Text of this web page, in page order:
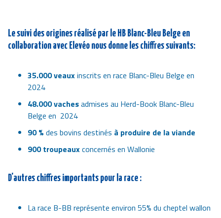
Le suivi des origines réalisé par le HB Blanc-Bleu Belge en
collaboration avec Elevéo nous donne les chiffres suivants:
35.000veauxinscrits en race Blanc-Bleu Belge en
2024
48.000 vachesadmises au Herd-Book Blanc-Bleu
Belge en 2024
90 % des bovins destinés à produire de la viande
900 troupeauxconcernés en Wallonie
D'autres chiffres importants pour la race :
La race B-BB représente environ 55% du cheptel wallon